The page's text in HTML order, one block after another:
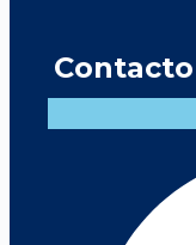
Contacto